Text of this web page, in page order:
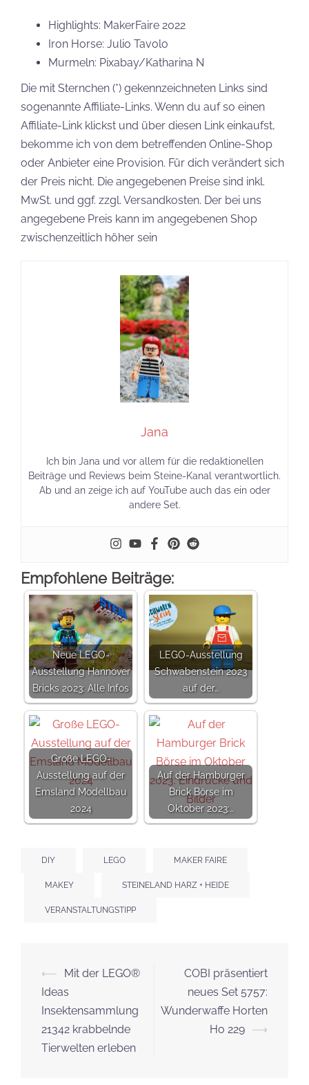
Highlights: MakerFaire 2022
Iron Horse: Julio Tavolo
Murmeln: Pixabay/Katharina N
Die mit Sternchen (*) gekennzeichneten Links sind
sogenannte Affiliate-Links. Wenn du auf so einen
Affiliate-Link klickst und über diesen Link einkaufst,
bekomme ich von dem betreffenden Online-Shop
oder Anbieter eine Provision. Für dich verändert sich
der Preis nicht. Die angegebenen Preise sind inkl.
MwSt. und ggf. zzgl. Versandkosten. Der bei uns
angegebene Preis kann im angegebenen Shop
zwischenzeitlich höher sein
Jana
Ich bin Jana und vor allem für die redaktionellen
Beiträge und Reviews beim Steine-Kanal verantwortlich.
Ab und an zeige ich auf YouTube auch das ein oder
andere Set.
Empfohlene Beiträge:
Neue LEGO-
Ausstellung Hannover
Bricks 2023: Alle Infos
LEGO-Ausstellung
Schwabenstein 2023
auf der…
Große LEGO-
Ausstellung auf der
Emsland Modellbau
2024
Auf der Hamburger
Brick Börse im
Oktober 2023:…
DIY LEGO MAKER FAIRE
MAKEY STEINELAND HARZ + HEIDE
VERANSTALTUNGSTIPP
Beitrags-
Navigation
⟵
Mit der LEGO®
Ideas
Insektensammlung
21342 krabbelnde
Tierwelten erleben
COBI präsentiert
neues Set 5757:
Wunderwaffe Horten
Ho 229 ⟶